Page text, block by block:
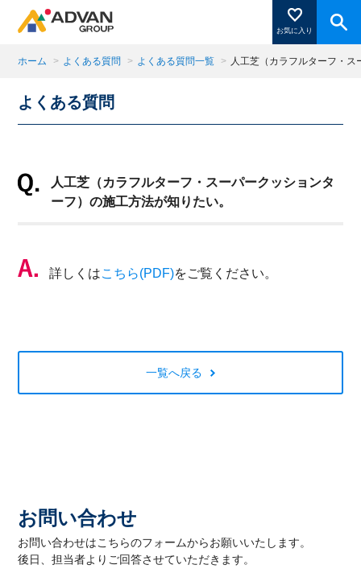
お気に入り
商品ページにある「お気に入り登録」を押すと登録した
商品がここに表示されます。
閉じる
ホーム > よくある質問 > よくある質問一覧 > 人工芝（カラフルターフ・
よくある質問
人工芝（カラフルターフ・スーパークッションタ
ーフ）の施工方法が知りたい。
詳しくはこちら(PDF)をご覧ください。
一覧へ戻る
お問い合わせ
お問い合わせはこちらのフォームからお願いいたします。
後日、担当者よりご回答させていただきます。